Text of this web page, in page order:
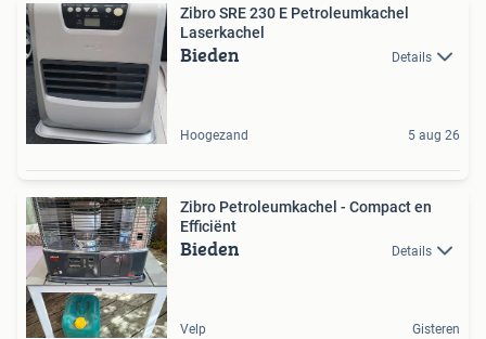
Zibro SRE 230 E Petroleumkachel
Laserkachel
Bieden Details
Hoogezand 5 aug 26
Zibro Petroleumkachel - Compact en
Efficiënt
Bieden Details
Velp Gisteren